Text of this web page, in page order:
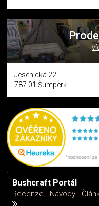
Jesenická 22
787 01 Šumperk
Bushcraft Portál
Recenze - Návody -